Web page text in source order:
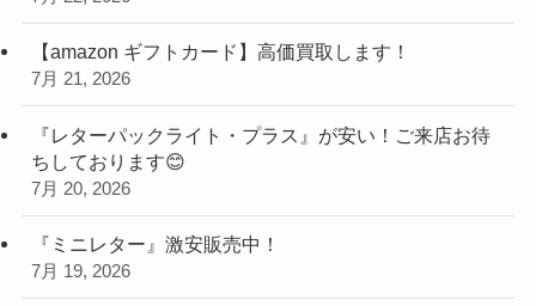
【amazon ギフトカード】高価買取します！
7月 21, 2026
『レターパックライト・プラス』が安い！ご来店お待
ちしております😊
7月 20, 2026
『ミニレター』激安販売中！
7月 19, 2026